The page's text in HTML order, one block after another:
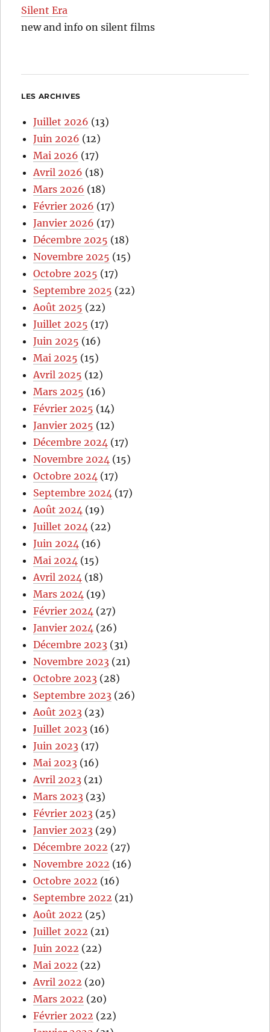
Silent Era
new and info on silent films
LES ARCHIVES
Juillet 2026 (13)
Juin 2026 (12)
Mai 2026 (17)
Avril 2026 (18)
Mars 2026 (18)
Février 2026 (17)
Janvier 2026 (17)
Décembre 2025 (18)
Novembre 2025 (15)
Octobre 2025 (17)
Septembre 2025 (22)
Août 2025 (22)
Juillet 2025 (17)
Juin 2025 (16)
Mai 2025 (15)
Avril 2025 (12)
Mars 2025 (16)
Février 2025 (14)
Janvier 2025 (12)
Décembre 2024 (17)
Novembre 2024 (15)
Octobre 2024 (17)
Septembre 2024 (17)
Août 2024 (19)
Juillet 2024 (22)
Juin 2024 (16)
Mai 2024 (15)
Avril 2024 (18)
Mars 2024 (19)
Février 2024 (27)
Janvier 2024 (26)
Décembre 2023 (31)
Novembre 2023 (21)
Octobre 2023 (28)
Septembre 2023 (26)
Août 2023 (23)
Juillet 2023 (16)
Juin 2023 (17)
Mai 2023 (16)
Avril 2023 (21)
Mars 2023 (23)
Février 2023 (25)
Janvier 2023 (29)
Décembre 2022 (27)
Novembre 2022 (16)
Octobre 2022 (16)
Septembre 2022 (21)
Août 2022 (25)
Juillet 2022 (21)
Juin 2022 (22)
Mai 2022 (22)
Avril 2022 (20)
Mars 2022 (20)
Février 2022 (22)